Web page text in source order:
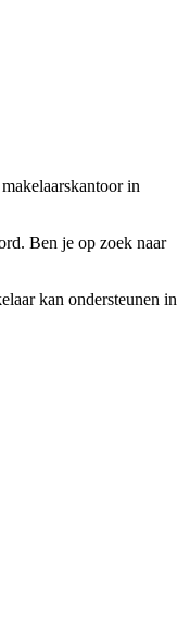
in
Ben je op zoek naar
kan ondersteunen in